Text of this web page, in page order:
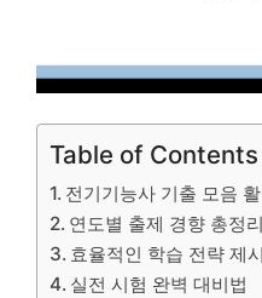
Table of Contents
전기기능사 기출 모음
연도별 출제 경향 총정리
효율적인 학습 전략 제시
실전 시험 완벽 대비법